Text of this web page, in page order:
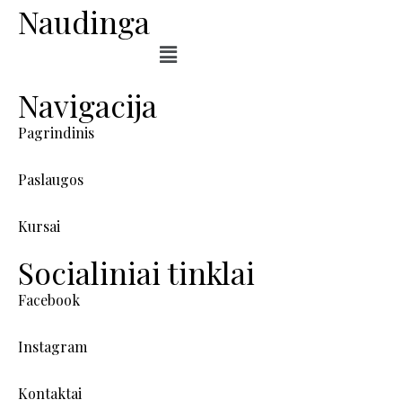
Naudinga
Navigacija
Pagrindinis
Paslaugos
Kursai
Socialiniai tinklai
Facebook
Instagram
Kontaktai